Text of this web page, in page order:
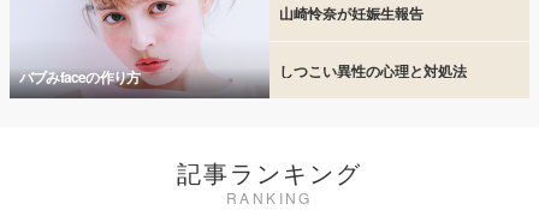
バブみfaceの作り方
山崎怜奈が妊娠生報告
しつこい異性の心理と対処法
記事ランキング
RANKING